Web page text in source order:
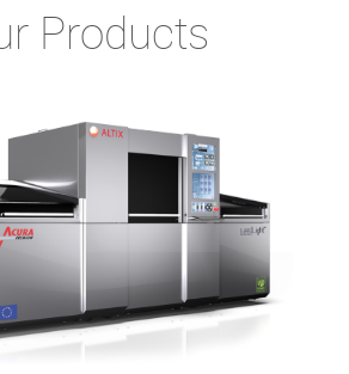
Products